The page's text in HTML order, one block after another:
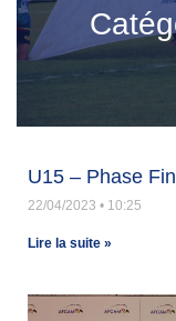
U15 – Phase
22/04/2023 10:25
Lire la suite »